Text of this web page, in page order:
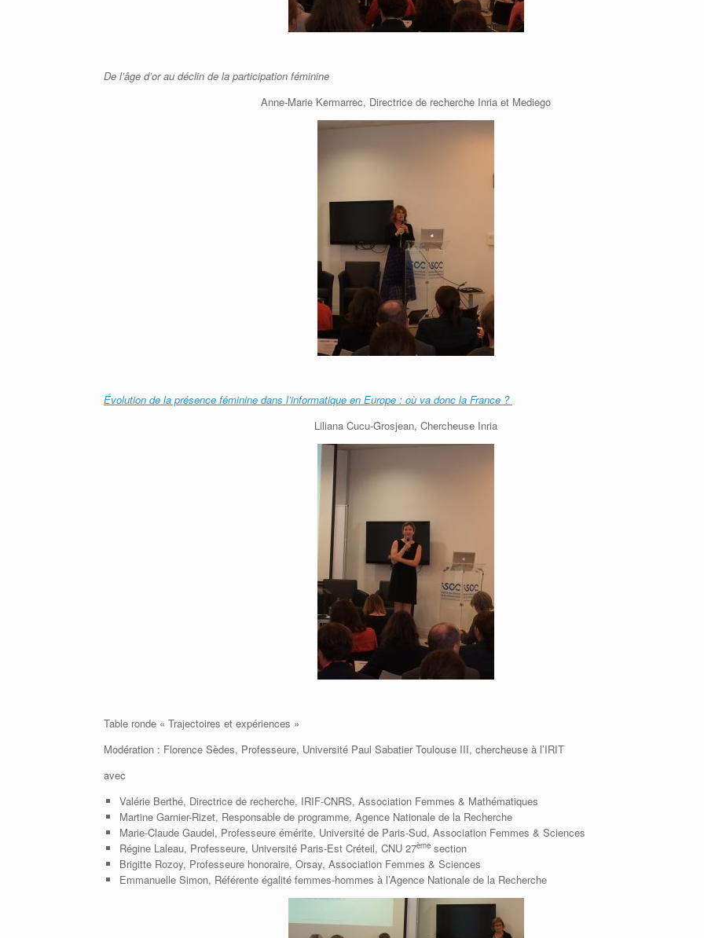
De l’âge d’or au déclin de la participation féminine
Anne-Marie Kermarrec, Directrice de recherche Inria et Mediego
Évolution de la présence féminine dans l’informatique en Europe : où va donc la France ?
Liliana Cucu-Grosjean, Chercheuse Inria
Table ronde « Trajectoires et expériences »
Modération : Florence Sèdes, Professeure, Université Paul Sabatier Toulouse III, chercheuse à l’IRIT
avec
Valérie Berthé, Directrice de recherche, IRIF-CNRS, Association Femmes & Mathématiques
Martine Garnier-Rizet, Responsable de programme, Agence Nationale de la Recherche
Marie-Claude Gaudel, Professeure émérite, Université de Paris-Sud, Association Femmes & Sciences
Régine Laleau, Professeure, Université Paris-Est Créteil, CNU 27èmesection
Brigitte Rozoy, Professeure honoraire, Orsay, Association Femmes & Sciences
Emmanuelle Simon, Référente égalité femmes-hommes à l’Agence Nationale de la Recherche